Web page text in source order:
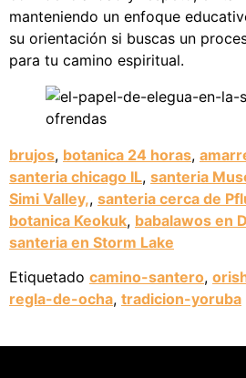
manteniendo un enfoque
su orientación si buscas un
para tu camino espiritual.
brujos, botanica 24 horas,
santeria chicago IL, santeria
Simi Valley,, santeria cerca de
botanica Keokuk, babalawos en
santeria en Storm Lake
Etiquetado camino-santero,
regla-de-ocha, tradicion-yoruba